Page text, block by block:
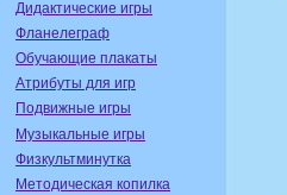
Дидактические игры
Фланелеграф
Обучающие плакаты
Атрибуты для игр
Подвижные игры
Музыкальные игры
Физкультминутка
Методическая копилка